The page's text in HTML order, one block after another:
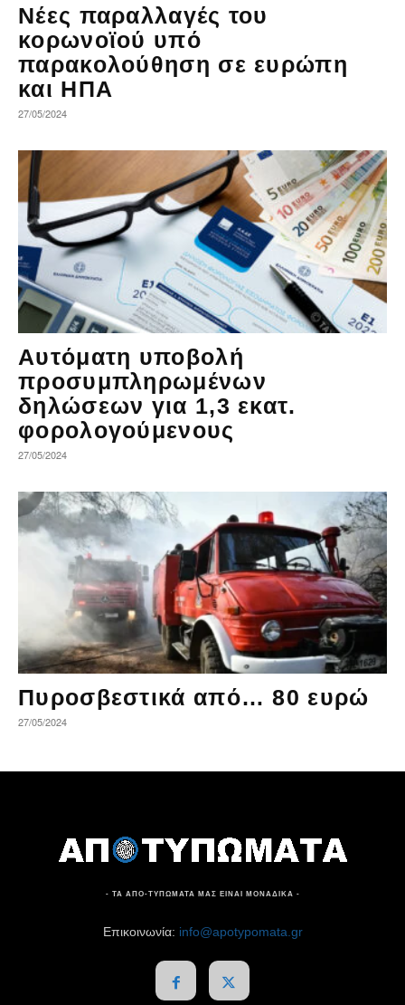
Νέες παραλλαγές του
κορωνοϊού υπό
παρακολούθηση σε ευρώπη
και ΗΠΑ
27/05/2024
Αυτόματη υποβολή
προσυμπληρωμένων
δηλώσεων για 1,3 εκατ.
φορολογούμενους
27/05/2024
Πυροσβεστικά από… 80 ευρώ
27/05/2024
- ΤΑ ΑΠΟ-ΤΥΠΩΜΑΤΑ ΜΑΣ ΕΙΝΑΙ ΜΟΝΑΔΙΚΑ -
Επικοινωνία: info@apotypomata.gr